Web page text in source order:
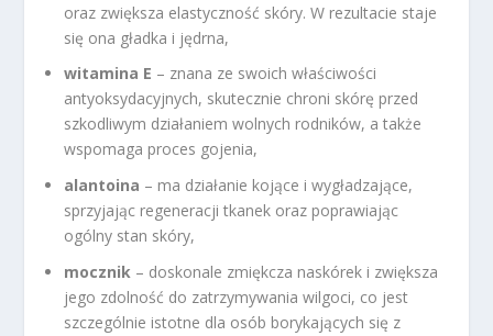
oraz zwiększa elastyczność skóry. W rezultacie staje
się ona gładka i jędrna,
witamina E – znana ze swoich właściwości
antyoksydacyjnych, skutecznie chroni skórę przed
szkodliwym działaniem wolnych rodników, a także
wspomaga proces gojenia,
alantoina – ma działanie kojące i wygładzające,
sprzyjając regeneracji tkanek oraz poprawiając
ogólny stan skóry,
mocznik – doskonale zmiękcza naskórek i zwiększa
jego zdolność do zatrzymywania wilgoci, co jest
szczególnie istotne dla osób borykających się z